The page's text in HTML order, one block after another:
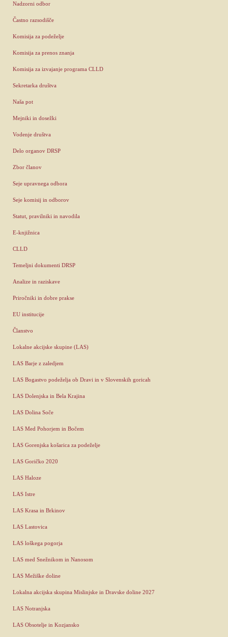
Nadzorni odbor
Častno razsodišče
Komisija za podeželje
Komisija za prenos znanja
Komisija za izvajanje programa CLLD
Sekretarka društva
Naša pot
Mejniki in dosežki
Vodenje društva
Delo organov DRSP
Zbor članov
Seje upravnega odbora
Seje komisij in odborov
Statut, pravilniki in navodila
E-knjižnica
CLLD
Temeljni dokumenti DRSP
Analize in raziskave
Priročniki in dobre prakse
EU institucije
Članstvo
Lokalne akcijske skupine (LAS)
LAS Barje z zaledjem
LAS Bogastvo podeželja ob Dravi in v Slovenskih goricah
LAS Dolenjska in Bela Krajina
LAS Dolina Soče
LAS Med Pohorjem in Bočem
LAS Gorenjska košarica za podeželje
LAS Goričko 2020
LAS Haloze
LAS Istre
LAS Krasa in Brkinov
LAS Lastovica
LAS loškega pogorja
LAS med Snežnikom in Nanosom
LAS Mežiške doline
Lokalna akcijska skupina Mislinjske in Dravske doline 2027
LAS Notranjska
LAS Obsotelje in Kozjansko